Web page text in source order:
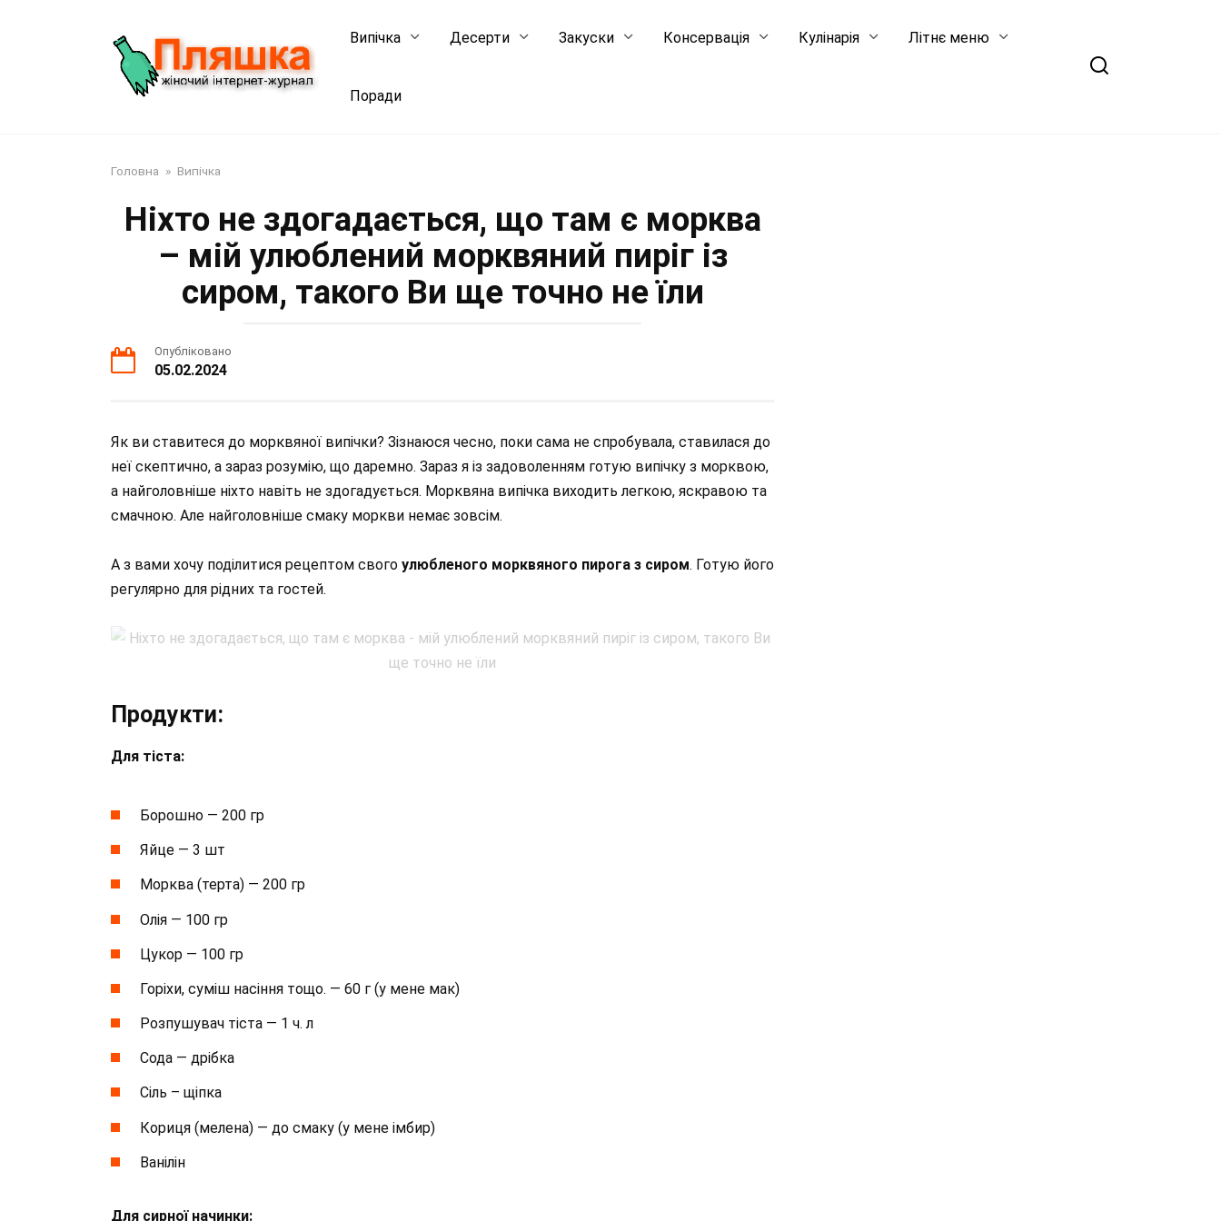
Випічка Десерти Закуски Консервація Кулінарія Літнє меню
Поради
Головна » Випічка
Ніхто не здогадається, що там є морква
– мій улюблений морквяний пиріг із
сиром, такого Ви ще точно не їли
Опубліковано
05.02.2024
Як ви ставитеся до морквяної випічки? Зізнаюся чесно, поки сама не спробувала, ставилася до
неї скептично, а зараз розумію, що даремно. Зараз я із задоволенням готую випічку з морквою,
а найголовніше ніхто навіть не здогадується. Морквяна випічка виходить легкою, яскравою та
смачною. Але найголовніше смаку моркви немає зовсім.
А з вами хочу поділитися рецептом свого улюбленого морквяного пирога з сиром. Готую його
регулярно для рідних та гостей.
Продукти:
Для тіста:
Борошно — 200 гр
Яйце — 3 шт
Морква (терта) — 200 гр
Олія — 100 гр
Цукор — 100 гр
Горіхи, суміш насіння тощо. — 60 г (у мене мак)
Розпушувач тіста — 1 ч. л
Сода — дрібка
Сіль – щіпка
Кориця (мелена) — до смаку (у мене імбир)
Ванілін
Для сирної начинки: